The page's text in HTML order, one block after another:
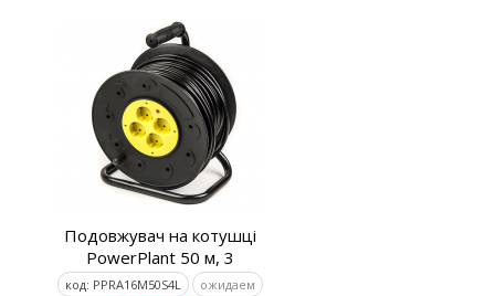
Подовжувач на котушці
PowerPlant 50 м, 3
код: PPRA16M50S4L ожидаем